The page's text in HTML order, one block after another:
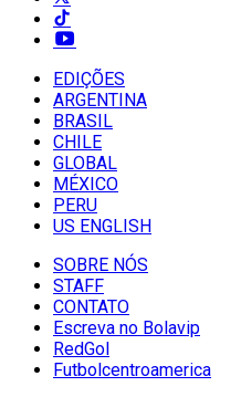
EDIÇÕES
ARGENTINA
BRASIL
CHILE
GLOBAL
MÉXICO
PERU
US ENGLISH
SOBRE NÓS
STAFF
CONTATO
Escreva no Bolavip
RedGol
Futbolcentroamerica